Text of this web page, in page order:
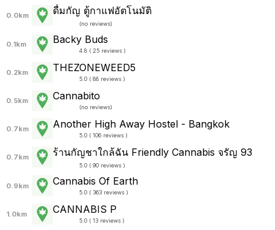
0.0km ดื่มกัญ ตู้กาแฟอัตโนมัติ
(no reviews)
0.1km Backy Buds
4.8 ( 25 reviews )
0.2km THEZONEWEED5
5.0 ( 88 reviews )
0.5km Cannabito
(no reviews)
0.7km Another High Away Hostel - Bangkok
5.0 ( 106 reviews )
0.7km ร้านกัญชาใกล้ฉัน Friendly Cannabis จรัญ 93
5.0 ( 90 reviews )
0.9km Cannabis Of Earth
5.0 ( 363 reviews )
1.0km CANNABIS P
5.0 ( 13 reviews )